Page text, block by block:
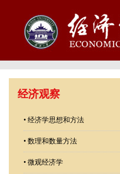
经济观察
• 经济学思想和方法
• 数理和数量方法
• 微观经济学